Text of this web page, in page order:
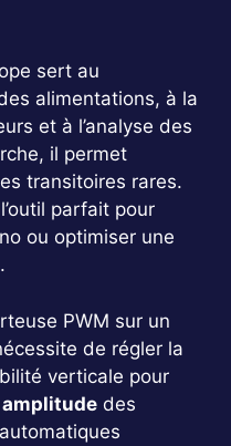
sert au
alimentations, à la
et à l’analyse des
il permet
transitoires rares.
parfait pour
ou optimiser une
PWM sur un
de régler la
verticale pour
des